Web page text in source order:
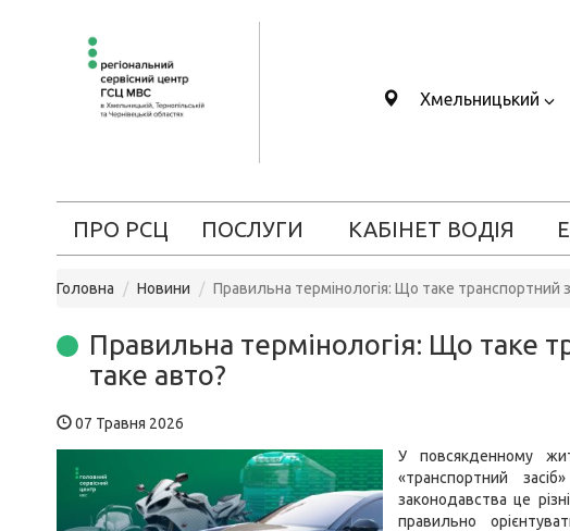
Хмельницький
ПРО РСЦ ПОСЛУГИ КАБІНЕТ ВОДІЯ
Головна Новини Правильна термінологія: Що таке транспортний
Правильна термінологія: Що таке
таке авто?
07 Травня 2026
У повсякденному
«транспортний
законодавства це
правильно